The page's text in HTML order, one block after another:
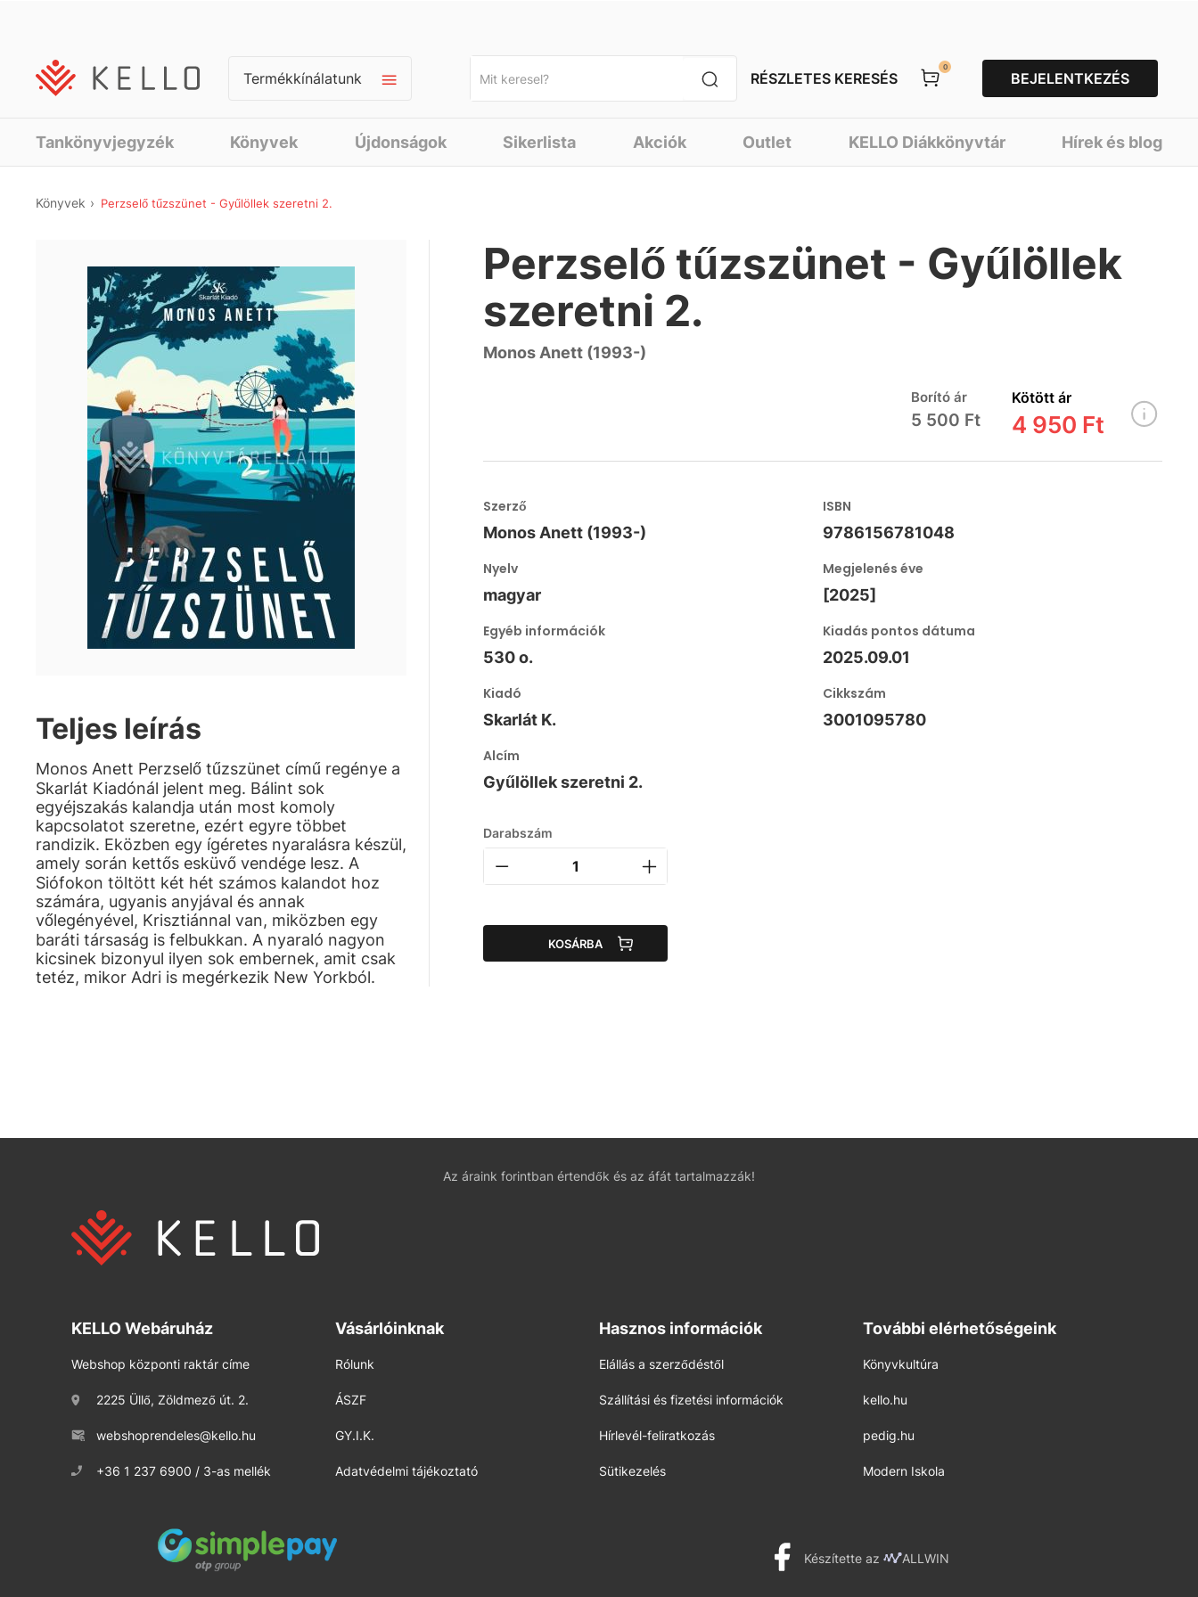
Termékkínálatunk RÉSZLETES KERESÉS
0
BEJELENTKEZÉS
Tankönyvjegyzék Könyvek Újdonságok Sikerlista Akciók Outlet KELLO Diákkönyvtár Hírek és blog
Könyvek Perzselő tűzszünet - Gyűlöllek szeretni 2.
Teljes leírás
Monos Anett Perzselő tűzszünet című regénye a
Skarlát Kiadónál jelent meg. Bálint sok
egyéjszakás kalandja után most komoly
kapcsolatot szeretne, ezért egyre többet
randizik. Eközben egy ígéretes nyaralásra készül,
amely során kettős esküvő vendége lesz. A
Siófokon töltött két hét számos kalandot hoz
számára, ugyanis anyjával és annak
vőlegényével, Krisztiánnal van, miközben egy
baráti társaság is felbukkan. A nyaraló nagyon
kicsinek bizonyul ilyen sok embernek, amit csak
tetéz, mikor Adri is megérkezik New Yorkból.
Perzselő tűzszünet - Gyűlöllek
szeretni 2.
Monos Anett (1993-)
Borító ár
5 500 Ft
Kötött ár
4 950 Ft
Szerző
Monos Anett (1993-)
ISBN
9786156781048
Nyelv
magyar
Megjelenés éve
[2025]
Egyéb információk
530 o.
Kiadás pontos dátuma
2025.09.01
Kiadó
Skarlát K.
Cikkszám
3001095780
Alcím
Gyűlöllek szeretni 2.
Darabszám
KOSÁRBA
Az áraink forintban értendők és az áfát tartalmazzák!
KELLO Webáruház
Webshop központi raktár címe
2225 Üllő, Zöldmező út. 2.
webshoprendeles@kello.hu
+36 1 237 6900 / 3-as mellék
Vásárlóinknak
Rólunk
ÁSZF
GY.I.K.
Adatvédelmi tájékoztató
Hasznos információk
Elállás a szerződéstől
Szállítási és fizetési információk
Hírlevél-feliratkozás
Sütikezelés
További elérhetőségeink
Könyvkultúra
kello.hu
pedig.hu
Modern Iskola
Készítette az ALLWIN